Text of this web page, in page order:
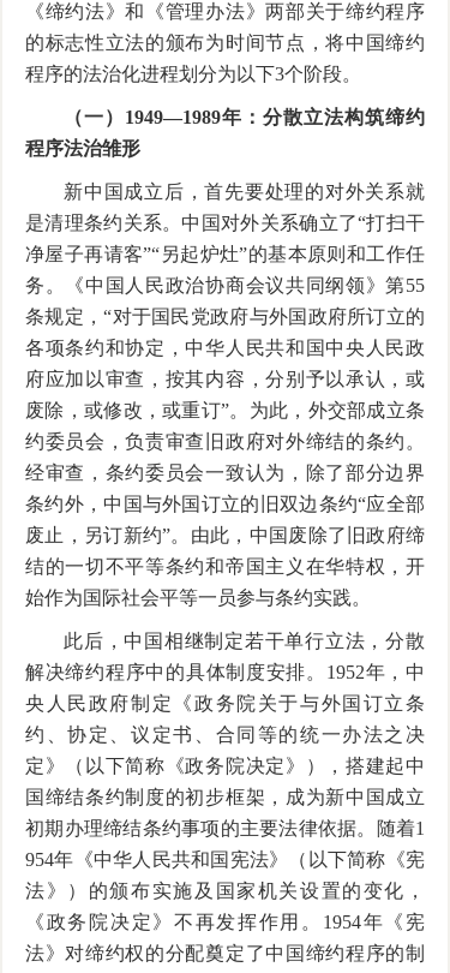
《缔约法》和《管理办法》两部关于缔约程序
的标志性立法的颁布为时间节点，将中国缔约
程序的法治化进程划分为以下3个阶段。
（一） 1949—1989年：分散立法构筑缔约
程序法治雏形
新中国成立后，首先要处理的对外关系就
是清理条约关系。中国对外关系确立了“打扫干
净屋子再请客”“另起炉灶”的基本原则和工作任
务。《中国人民政治协商会议共同纲领》第55
条规定，“对于国民党政府与外国政府所订立的
各项条约和协定，中华人民共和国中央人民政
府应加以审查，按其内容，分别予以承认，或
废除，或修改，或重订”。为此，外交部成立条
约委员会，负责审查旧政府对外缔结的条约。
经审查，条约委员会一致认为，除了部分边界
条约外，中国与外国订立的旧双边条约“应全部
废止，另订新约”。由此，中国废除了旧政府缔
结的一切不平等条约和帝国主义在华特权，开
始作为国际社会平等一员参与条约实践。
此后，中国相继制定若干单行立法，分散
解决缔约程序中的具体制度安排。 1952年，中
央人民政府制定《政务院关于与外国订立条
约、协定、议定书、合同等的统一办法之决
定》（以下简称《政务院决定》），搭建起中
国缔结条约制度的初步框架，成为新中国成立
初期办理缔结条约事项的主要法律依据。随着1
954年《中华人民共和国宪法》（以下简称《宪
法》）的颁布实施及国家机关设置的变化，
《政务院决定》不再发挥作用。 1954年《宪
法》对缔约权的分配奠定了中国缔约程序的制